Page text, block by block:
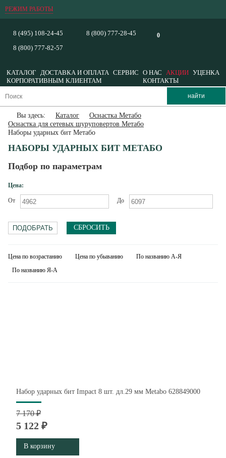
РЕЖИМ РАБОТЫ
0
8 (495) 108-24-45
8 (800) 777-82-57
8 (800) 777-28-45
КАТАЛОГ ДОСТАВКА И ОПЛАТА СЕРВИС О НАС АКЦИИ УЦЕНКА
КОРПОРАТИВНЫМ КЛИЕНТАМ
КОНТАКТЫ
Вы здесь: Каталог
Оснастка Метабо
Оснастка для сетевых шуруповертов Метабо
Наборы ударных бит Метабо
НАБОРЫ УДАРНЫХ БИТ МЕТАБО
Подбор по параметрам
Цена:
От До
СБРОСИТЬ
Цена по возрастанию Цена по убыванию
По названию А-Я
По названию Я-А
Набор ударных бит Impact 8 шт. дл.29 мм Metabo 628849000
7 170 ₽
5 122 ₽
В корзину